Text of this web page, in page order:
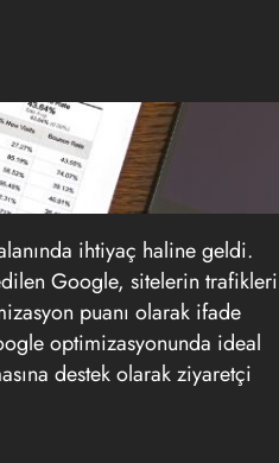
ihtiyaç haline geldi.
Google, sitelerin trafikleri
puanı olarak ifade
optimizasyonunda ideal
destek olarak ziyaretçi